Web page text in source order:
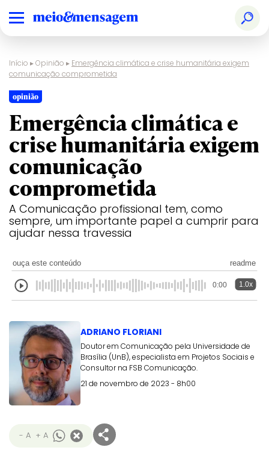
Início ▸Opinião ▸ Emergência climática e crise humanitária exigem
comunicação comprometida
opinião
Emergência climática e
crise humanitária exigem
comunicação
comprometida
A Comunicação profissional tem, como
sempre, um importante papel a cumprir para
ajudar nessa travessia
ouça este conteúdo readme
0:00 1.0x
ADRIANO FLORIANI
Doutor em Comunicação pela Universidade de
Brasília (UnB), especialista em Projetos Sociais e
Consultor na FSB Comunicação.
21 de novembro de 2023 - 8h00
- A + A